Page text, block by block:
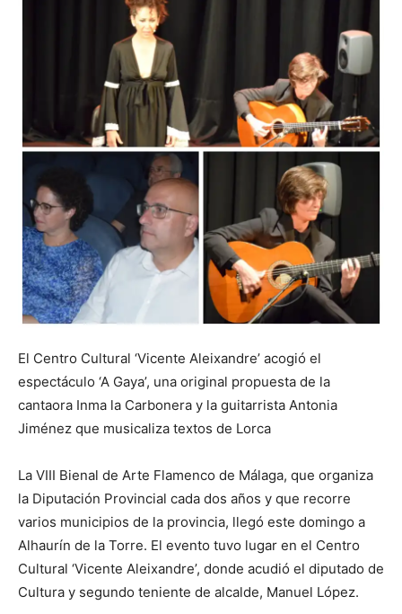
El Centro Cultural ‘Vicente Aleixandre’ acogió el
espectáculo ‘A Gaya’, una original propuesta de la
cantaora Inma la Carbonera y la guitarrista Antonia
Jiménez que musicaliza textos de Lorca
La VIII Bienal de Arte Flamenco de Málaga, que organiza
la Diputación Provincial cada dos años y que recorre
varios municipios de la provincia, llegó este domingo a
Alhaurín de la Torre. El evento tuvo lugar en el Centro
Cultural ‘Vicente Aleixandre’, donde acudió el diputado de
Cultura y segundo teniente de alcalde, Manuel López.